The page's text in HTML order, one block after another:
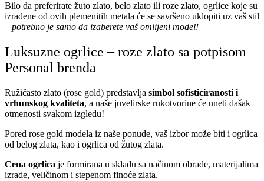
Bilo da preferirate žuto zlato, belo zlato ili roze zlato, ogrlice koje su
izrađene od ovih plemenitih metala će se savršeno uklopiti uz vaš stil
– potrebno je samo da izaberete vaš omlijeni model!
Luksuzne ogrlice – roze zlato sa potpisom
Personal brenda
Ružičasto zlato (rose gold) predstavlja simbol sofisticiranosti i
vrhunskog kvaliteta, a naše juvelirske rukotvorine će uneti dašak
otmenosti svakom izgledu!
Pored rose gold modela iz naše ponude, vaš izbor može biti i ogrlica
od belog zlata, kao i ogrlica od žutog zlata.
Cena ogrlica je formirana u skladu sa načinom obrade, materijalima
izrade, veličinom i stepenom finoće zlata.